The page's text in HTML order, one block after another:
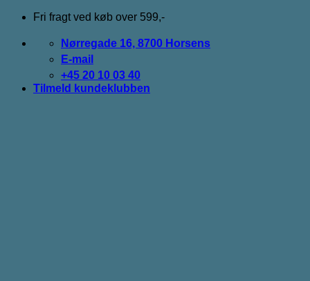
Fortsæt
indhold
Fri fragt ved køb over 599,-
Nørregade 16, 8700 Horsens
E-mail
+45 20 10 03 40
Tilmeld kundeklubben